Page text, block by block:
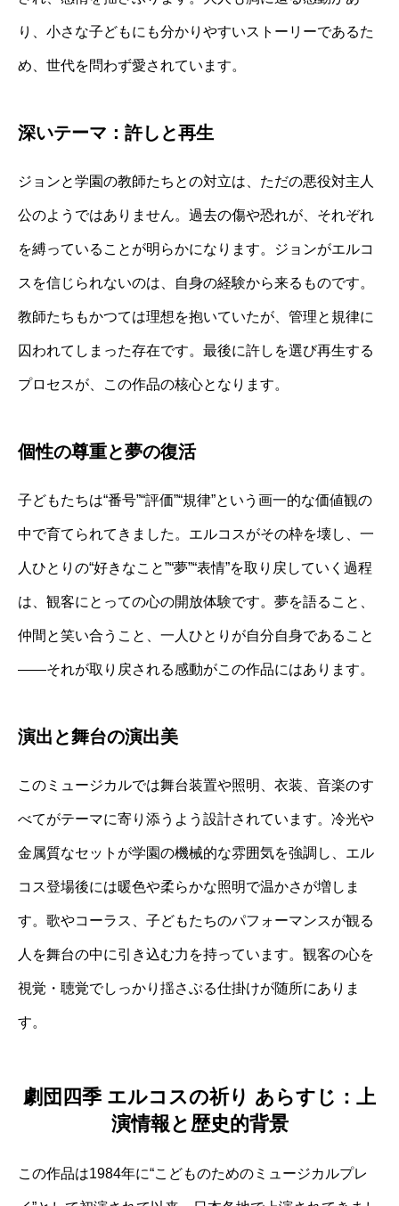
り、小さな子どもにも分かりやすいストーリーであるた
め、世代を問わず愛されています。
深いテーマ：許しと再生
ジョンと学園の教師たちとの対立は、ただの悪役対主人
公のようではありません。過去の傷や恐れが、それぞれ
を縛っていることが明らかになります。ジョンがエルコ
スを信じられないのは、自身の経験から来るものです。
教師たちもかつては理想を抱いていたが、管理と規律に
囚われてしまった存在です。最後に許しを選び再生する
プロセスが、この作品の核心となります。
個性の尊重と夢の復活
子どもたちは“番号”“評価”“規律”という画一的な価値観の
中で育てられてきました。エルコスがその枠を壊し、一
人ひとりの“好きなこと”“夢”“表情”を取り戻していく過程
は、観客にとっての心の開放体験です。夢を語ること、
仲間と笑い合うこと、一人ひとりが自分自身であること
――それが取り戻される感動がこの作品にはあります。
演出と舞台の演出美
このミュージカルでは舞台装置や照明、衣装、音楽のす
べてがテーマに寄り添うよう設計されています。冷光や
金属質なセットが学園の機械的な雰囲気を強調し、エル
コス登場後には暖色や柔らかな照明で温かさが増しま
す。歌やコーラス、子どもたちのパフォーマンスが観る
人を舞台の中に引き込む力を持っています。観客の心を
視覚・聴覚でしっかり揺さぶる仕掛けが随所にありま
す。
劇団四季 エルコスの祈り あらすじ：上
演情報と歴史的背景
この作品は1984年に“こどものためのミュージカルプレ